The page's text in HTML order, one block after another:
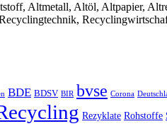
Altmetall, Altöl, Altpapier,
BDE BDSV BIR bvse Corona
Rezyklate Rohstoffe